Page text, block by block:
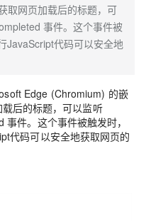
取网页加载后的标题，可
事件。这个事件被
JavaScript代码可以安全地
Edge (Chromium) 的嵌
后的标题，可以监听
件。这个事件被触发时，
代码可以安全地获取网页的